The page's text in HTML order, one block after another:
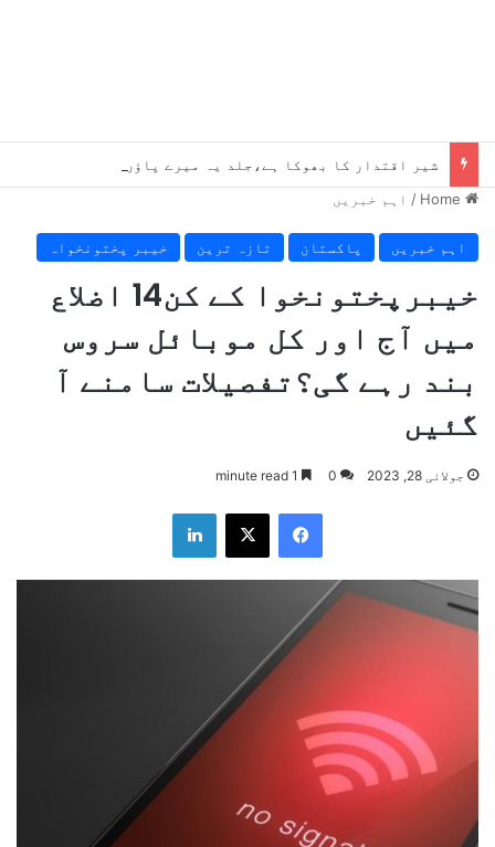
/ اہم خبریں
اہم خبریں پاکستان تازہ ترین خیبر پختونخواہ
خیبرپختونخوا کے کن14 اضلاع
میں آج اور کل موبائل سروس
بند رہے گی؟تفصیلات سامنے آ
گئیں
جولائی 28, 2023 0